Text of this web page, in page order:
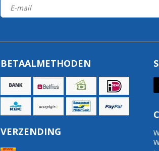
BETAALMETHODEN
VERZENDING